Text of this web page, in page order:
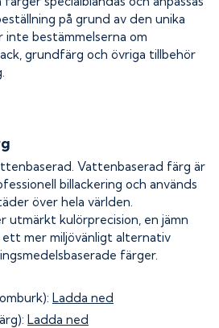
på grund av den unika
inte bestämmelserna om
grundfärg och övriga tillbehör
Vattenbaserad färg är
billackering och används
över hela världen.
utmärkt kulörprecision, en jämn
mer miljövänligt alternativ
färger.
Ladda ned
Ladda ned